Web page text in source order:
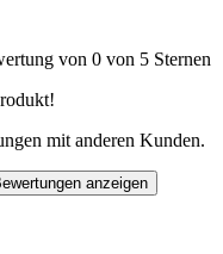
von 0 von 5 Sternen
mit anderen Kunden.
anzeigen